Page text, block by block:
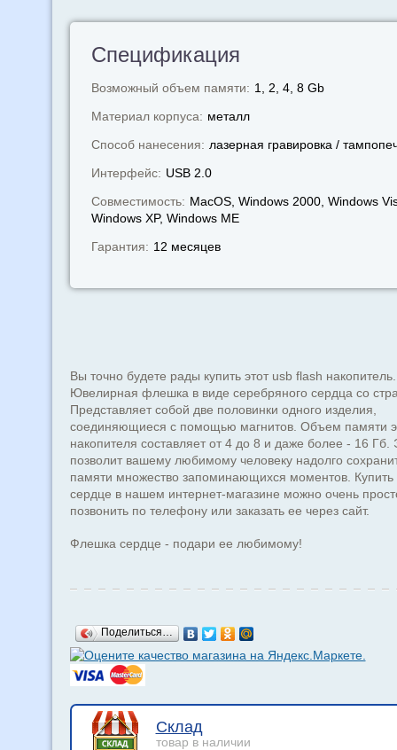
Спецификация
Возможный объем памяти: 1, 2, 4, 8 Gb
Материал корпуса: металл
Способ нанесения: лазерная гравировка /
Интерфейс: USB 2.0
Совместимость: MacOS, Windows 2000, Windows
Windows XP, Windows МЕ
Гарантия: 12 месяцев
Вы точно будете рады купить этот usb flash накопитель.
Ювелирная флешка в виде серебряного сердца со
Представляет собой две половинки одного изделия,
соединяющиеся с помощью магнитов. Объем памяти
накопителя составляет от 4 до 8 и даже более - 16 Гб.
позволит вашему любимому человеку надолго
памяти множество запоминающихся моментов.
сердце в нашем интернет-магазине можно очень
позвонить по телефону или заказать ее через сайт.
Флешка сердце - подари ее любимому!
Поделиться…
Склад
товар в наличии